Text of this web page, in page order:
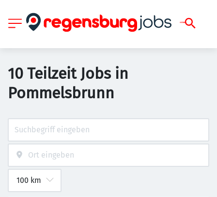
10 Teilzeit Jobs in
Pommelsbrunn